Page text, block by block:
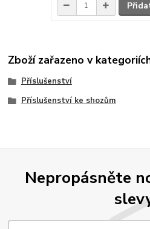
Zboží zařazeno v
Příslušenství
Příslušenství ke shozům
Nepropásněte